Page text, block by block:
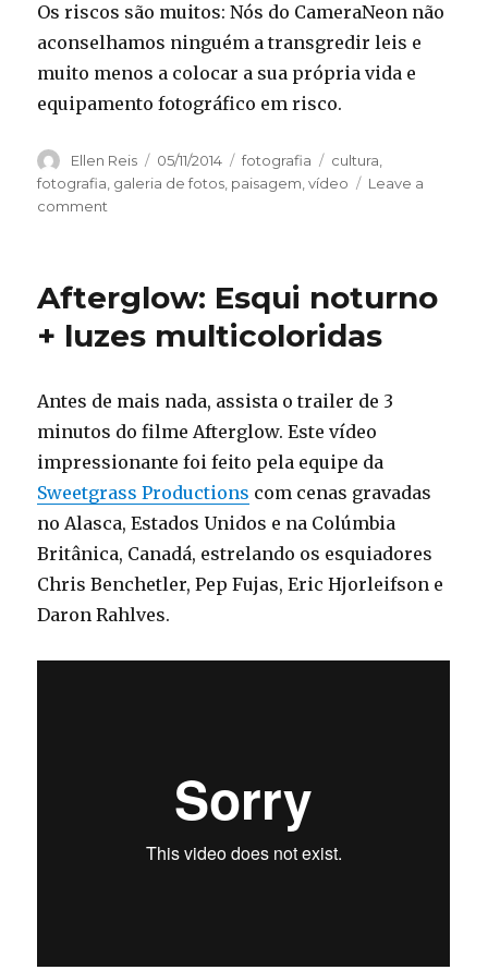
Os riscos são muitos: Nós do CameraNeon não
aconselhamos ninguém a transgredir leis e
muito menos a colocar a sua própria vida e
equipamento fotográfico em risco.
Author
Ellen Reis
Posted
on
05/11/2014 Categories
fotografia Tags
cultura,
fotografia, galeria de fotos, paisagem,vídeo
Leave a
comment
de
urbana
industrial
Afterglow: Esqui noturno
+ luzes multicoloridas
Antes de mais nada, assista o trailer de 3
minutos do filme Afterglow. Este vídeo
impressionante foi feito pela equipe da
Sweetgrass Productions com cenas gravadas
no Alasca, Estados Unidos e na Colúmbia
Britânica, Canadá, estrelando os esquiadores
Chris Benchetler, Pep Fujas, Eric Hjorleifson e
Daron Rahlves.